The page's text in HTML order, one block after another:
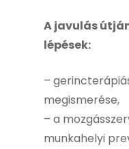
A javulás
lépések:
–
megismerése,
– a
munkahelyi